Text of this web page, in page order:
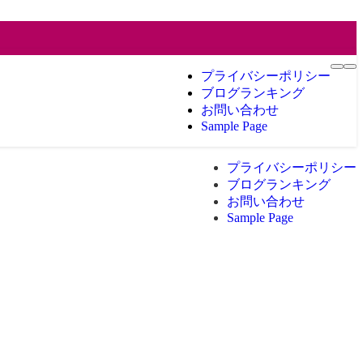
プライバシーポリシー
ブログランキング
お問い合わせ
Sample Page
プライバシーポリシー
ブログランキング
お問い合わせ
Sample Page